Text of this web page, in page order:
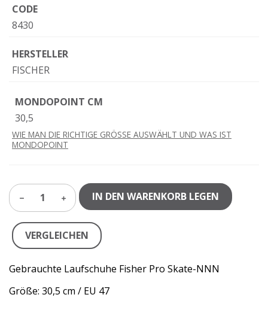
CODE
8430
HERSTELLER
FISCHER
MONDOPOINT CM
30,5
WIE MAN DIE RICHTIGE GRÖSSE AUSWÄHLT UND WAS IST
MONDOPOINT
1 IN DEN WARENKORB LEGEN
VERGLEICHEN
Gebrauchte Laufschuhe Fisher Pro Skate-NNN
Größe: 30,5 cm / EU 47